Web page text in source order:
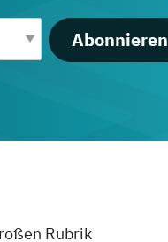
Abonnieren
Rubrik